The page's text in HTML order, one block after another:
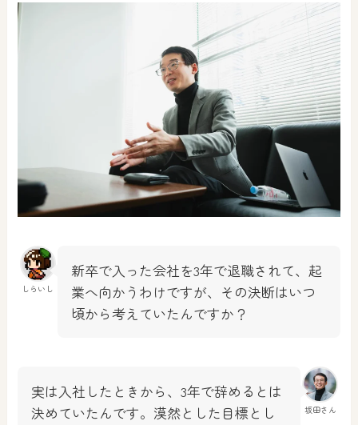
しらいし
新卒で入った会社を3年で退職されて、起
業へ向かうわけですが、その決断はいつ
頃から考えていたんですか？
坂田さん
実は入社したときから、3年で辞めるとは
決めていたんです。漠然とした目標とし